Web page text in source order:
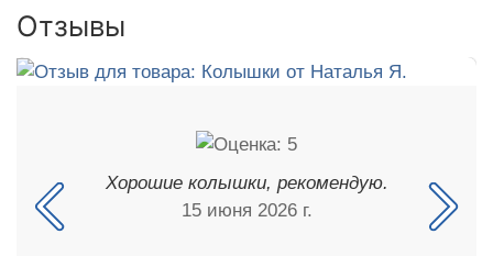
Отзывы
Хорошие колышки, рекомендую.
15 июня 2026 г.